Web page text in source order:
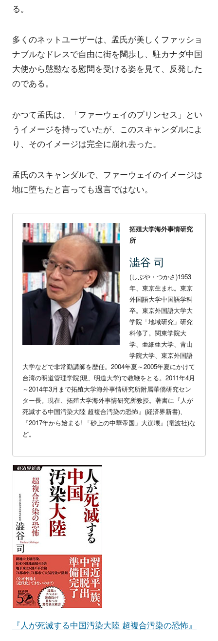
る。
多くのネットユーザーは、孟氏が美しくファッショ
ナブルなドレスで自由に街を闊歩し、駐カナダ中国
大使から慇懃なる慰問を受ける姿を見て、反発した
のである。
かつて孟氏は、「ファーウェイのプリンセス」とい
うイメージを持っていたが、このスキャンダルによ
り、そのイメージは完全に崩れ去った。
孟氏のスキャンダルで、ファーウェイのイメージは
地に堕ちたと言っても過言ではない。
拓殖大学海外事情研究
所
澁谷 司
(しぶや・つかさ)1953
年、東京生まれ。東京
外国語大学中国語学科
卒。東京外国語大学大
学院「地域研究」研究
科修了。関東学院大
学、亜細亜大学、青山
学院大学、東京外国語
大学などで非常勤講師を歴任。2004年夏～2005年夏にかけて
台湾の明道管理学院(現、明道大学)で教鞭をとる。2011年4月
～2014年3月まで拓殖大学海外事情研究所附属華僑研究セン
ター長。現在、拓殖大学海外事情研究所教授。著書に『人が
死滅する中国汚染大陸 超複合汚染の恐怖』(経済界新書)、
『2017年から始まる! 「砂上の中華帝国」大崩壊』(電波社)な
ど。
『人が死滅する中国汚染大陸 超複合汚染の恐怖』